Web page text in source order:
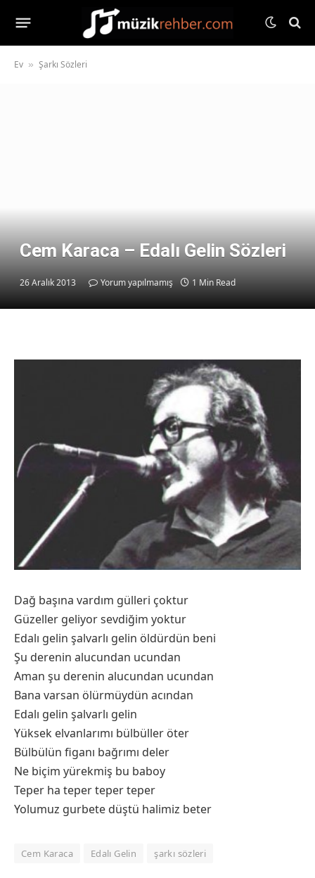
Ev » Şarkı Sözleri
Cem Karaca – Edalı Gelin Sözleri
26 Aralık 2013 Yorum yapılmamış 1 Min Read
Dağ başına vardım gülleri çoktur
Güzeller geliyor sevdiğim yoktur
Edalı gelin şalvarlı gelin öldürdün beni
Şu derenin alucundan ucundan
Aman şu derenin alucundan ucundan
Bana varsan ölürmüydün acından
Edalı gelin şalvarlı gelin
Yüksek elvanlarımı bülbüller öter
Bülbülün figanı bağrımı deler
Ne biçim yürekmiş bu baboy
Teper ha teper teper teper
Yolumuz gurbete düştü halimiz beter
Cem Karaca Edalı Gelin şarkı sözleri